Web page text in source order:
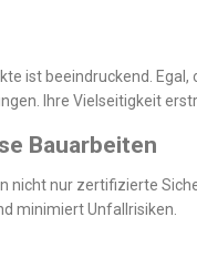
ist beeindruckend.
Ihre Vielseitigkeit
Bauarbeiten
nur zertifizierte
minimiert Unfallrisiken.